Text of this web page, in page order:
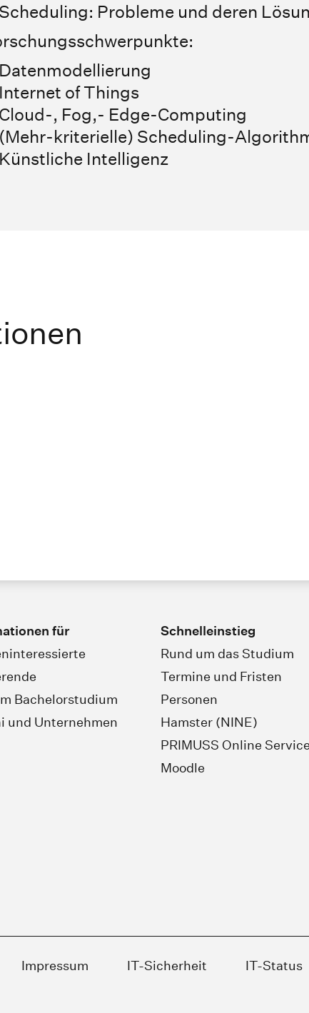
Scheduling: Probleme und deren
Datenmodellierung
Internet of Things
Cloud-, Fog,- Edge-Computing
(Mehr-kriterielle) Scheduling-
Künstliche Intelligenz
für
Bachelorstudium
und Unternehmen
Schnelleinstieg
Rund um das Studium
Termine und Fristen
Personen
Hamster (NINE)
PRIMUSS Online
Moodle
Impressum IT-Sicherheit
IT-Status